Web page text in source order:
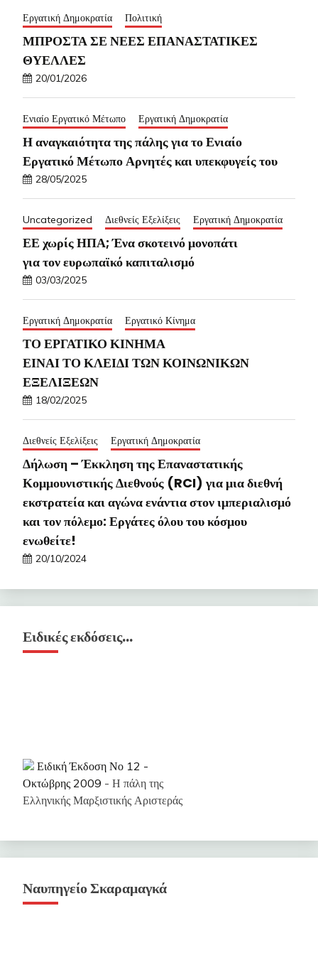
Εργατική Δημοκρατία Πολιτική
ΜΠΡΟΣΤΑ ΣΕ ΝΕΕΣ ΕΠΑΝΑΣΤΑΤΙΚΕΣ
ΘΥΕΛΛΕΣ
20/01/2026
Ενιαίο Εργατικό Μέτωπο Εργατική Δημοκρατία
Η αναγκαιότητα της πάλης για το Ενιαίο
Εργατικό Μέτωπο Αρνητές και υπεκφυγείς του
28/05/2025
Uncategorized Διεθνείς Εξελίξεις Εργατική Δημοκρατία
ΕΕ χωρίς ΗΠΑ; Ένα σκοτεινό μονοπάτι
για τον ευρωπαϊκό καπιταλισμό
03/03/2025
Εργατική Δημοκρατία Εργατικό Κίνημα
ΤΟ ΕΡΓΑΤΙΚΟ ΚΙΝΗΜΑ
ΕΙΝΑΙ ΤΟ ΚΛΕΙΔΙ ΤΩΝ ΚΟΙΝΩΝΙΚΩΝ
ΕΞΕΛΙΞΕΩΝ
18/02/2025
Διεθνείς Εξελίξεις Εργατική Δημοκρατία
Δήλωση – Έκκληση της Επαναστατικής
Κομμουνιστικής Διεθνούς (RCI) για μια διεθνή
εκστρατεία και αγώνα ενάντια στον ιμπεριαλισμό
και τον πόλεμο: Εργάτες όλου του κόσμου
ενωθείτε!
20/10/2024
Ειδικές εκδόσεις…
Ειδική Έκδοση Νο 12 -
Οκτώβρης 2009 - Η πάλη της
Ελληνικής Μαρξιστικής Αριστεράς
Ειδική Έκδοση Νο 10 - Μάης
Ναυπηγείο Σκαραμαγκά